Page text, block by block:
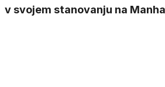
v svojem stanovanju na